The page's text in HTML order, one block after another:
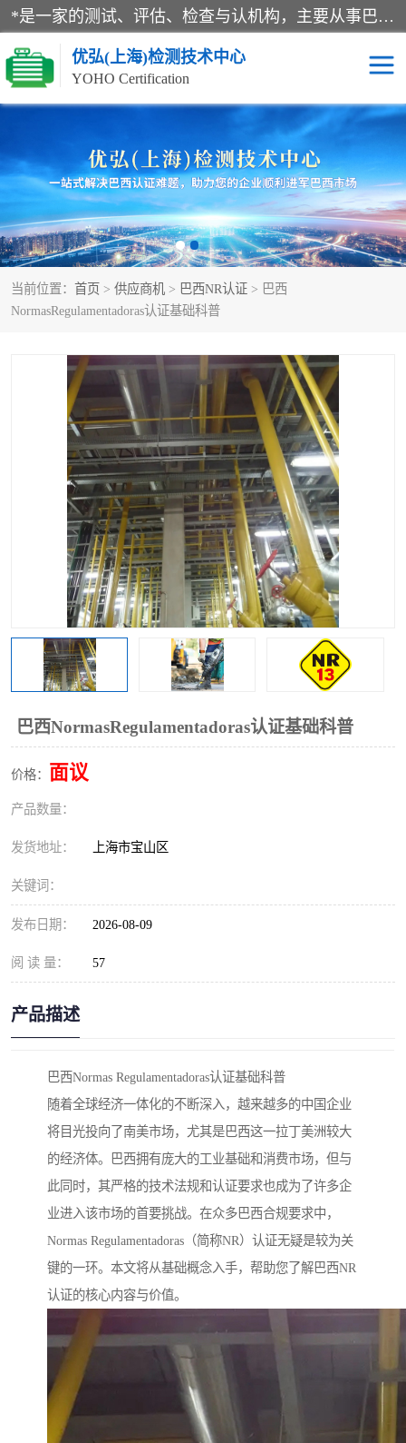
*是一家的测试、评估、检查与认机构，主要从事巴西NR10认证、NR12认证、NR13认证；ANATEL认证、INMTRO认证，欧盟CE认证：MD认证，PED认证，MID认证，ATEX认证，德国蓝色天使认证。
优弘(上海)检测技术中心
YOHO Certification
当前位置： 首页 > 供应商机 > 巴西NR认证 > 巴西
NormasRegulamentadoras认证基础科普
巴西NormasRegulamentadoras认证基础科普
价格： 面议
产品数量：
发货地址： 上海市宝山区
关键词：
发布日期： 2026-08-09
阅 读 量： 57
产品描述
巴西Normas Regulamentadoras认证基础科普
随着全球经济一体化的不断深入，越来越多的中国企业
将目光投向了南美市场，尤其是巴西这一拉丁美洲较大
的经济体。巴西拥有庞大的工业基础和消费市场，但与
此同时，其严格的技术法规和认证要求也成为了许多企
业进入该市场的首要挑战。在众多巴西合规要求中，
Normas Regulamentadoras（简称NR）认证无疑是较为关
键的一环。本文将从基础概念入手，帮助您了解巴西NR
认证的核心内容与价值。
RECYCLASS认证 NR10认证
NR12认证 NR13认证
ART认证 巴西NR认证
巴西认证 RETIE认证